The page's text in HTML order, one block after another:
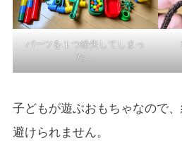
パーツを１つ紛失してしまっ
た…
子どもが遊ぶおもちゃなので
避けられません。